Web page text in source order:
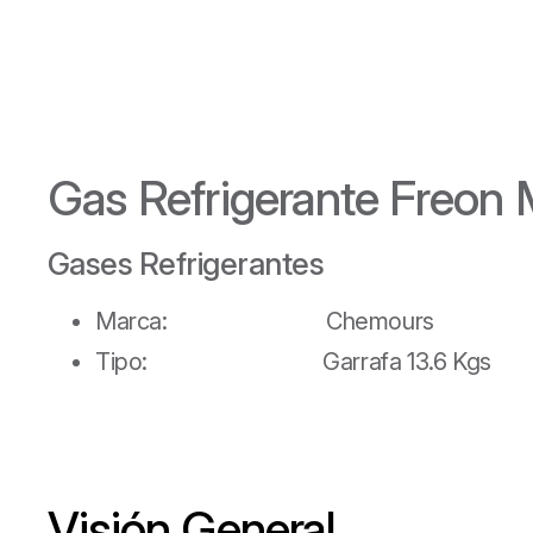
Gas Refrigerante Freon
Gases Refrigerantes
Marca: Chemours
Tipo: Garrafa 13.6 Kgs